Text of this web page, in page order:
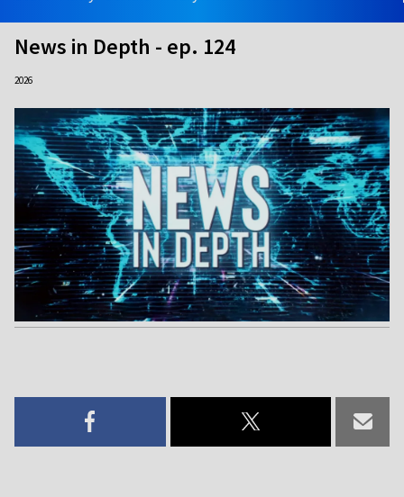
News in Depth - ep. 124
2026